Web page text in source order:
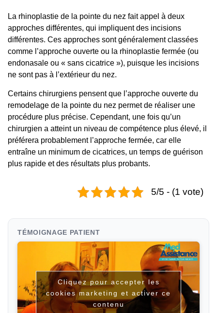
La rhinoplastie de la pointe du nez fait appel à deux
approches différentes, qui impliquent des incisions
différentes. Ces approches sont généralement classées
comme l’approche ouverte ou la rhinoplastie fermée (ou
endonasale ou « sans cicatrice »), puisque les incisions
ne sont pas à l’extérieur du nez.
Certains chirurgiens pensent que l’approche ouverte du
remodelage de la pointe du nez permet de réaliser une
procédure plus précise. Cependant, une fois qu’un
chirurgien a atteint un niveau de compétence plus élevé, il
préférera probablement l’approche fermée, car elle
entraîne un minimum de cicatrices, un temps de guérison
plus rapide et des résultats plus probants.
5/5 - (1 vote)
TÉMOIGNAGE PATIENT
Cliquez pour accepter les
cookies marketing et activer ce
contenu